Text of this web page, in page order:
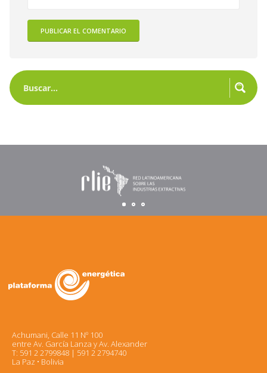
Achumani, Calle 11 Nº 100
entre Av. García Lanza y Av. Alexander
T: 591 2 2799848 | 591 2 2794740
La Paz • Bolivia